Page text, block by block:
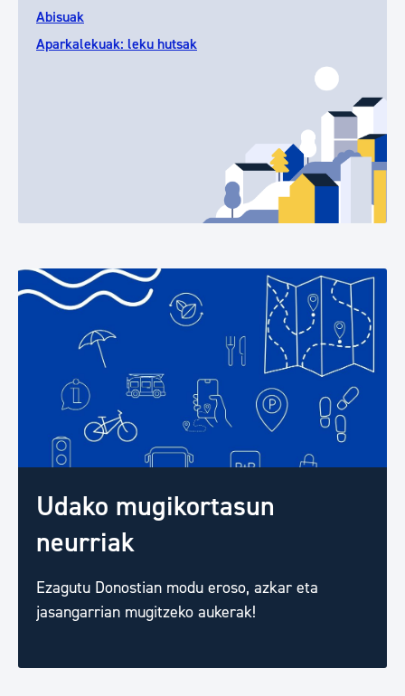
Abisuak
Aparkalekuak: leku hutsak
Udako mugikortasun
neurriak
Ezagutu Donostian modu eroso, azkar eta
jasangarrian mugitzeko aukerak!